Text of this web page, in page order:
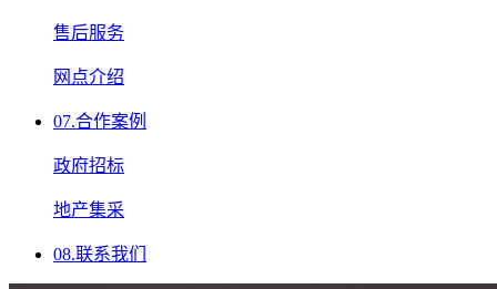
售后服务
网点介绍
07.合作案例
政府招标
地产集采
08.联系我们